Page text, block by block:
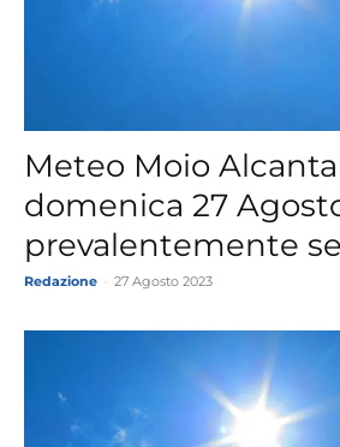
Meteo Moio
domenica 27
prevalentemente
Redazione 27 Agosto 2023